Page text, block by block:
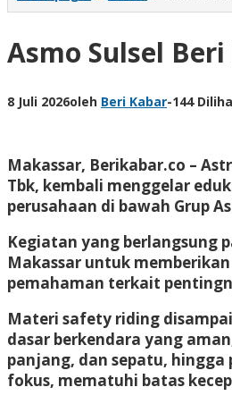
Asmo Sulsel
8 Juli 2026oleh Beri Kabar-144
Makassar, Berikabar.co –
Tbk, kembali menggelar
perusahaan di bawah Grup
Kegiatan yang berlangsung
Makassar untuk
pemahaman terkait
Materi safety riding
dasar berkendara yang
panjang, dan sepatu,
fokus, mematuhi batas